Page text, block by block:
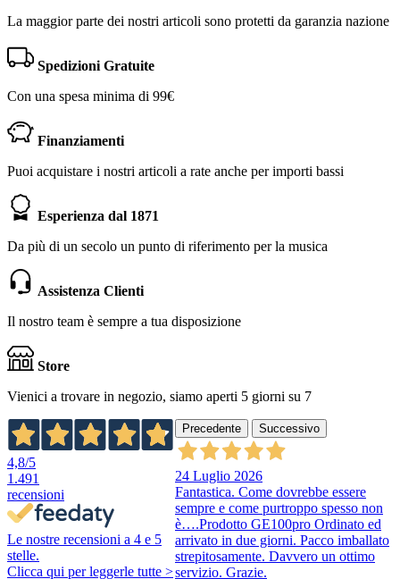
La maggior parte dei nostri articoli sono protetti da garanzia nazione
Spedizioni Gratuite
Con una spesa minima di 99€
Finanziamenti
Puoi acquistare i nostri articoli a rate anche per importi bassi
Esperienza dal 1871
Da più di un secolo un punto di riferimento per la musica
Assistenza Clienti
Il nostro team è sempre a tua disposizione
Store
Vienici a trovare in negozio, siamo aperti 5 giorni su 7
4,8/5
1.491
recensioni
Le nostre recensioni a 4 e 5
stelle.
Clicca qui per leggerle tutte >
Precedente Successivo
24 Luglio 2026
Fantastica. Come dovrebbe essere
sempre e come purtroppo spesso non
è….Prodotto GE100pro Ordinato ed
arrivato in due giorni. Pacco imballato
strepitosamente. Davvero un ottimo
servizio. Grazie.